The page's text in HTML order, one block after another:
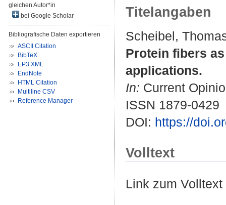
gleichen Autor*in
bei Google Scholar
Bibliografische Daten exportieren
ASCII Citation
BibTeX
EP3 XML
EndNote
HTML Citation
Multiline CSV
Reference Manager
Titelangaben
Scheibel,
Protein fibers
applications.
In: Current
ISSN 1879-0429
DOI: https://
Volltext
Link zum